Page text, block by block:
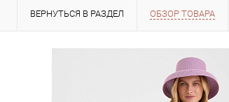
ВЕРНУТЬСЯ В РАЗДЕЛ ОБЗОР ТОВАРА